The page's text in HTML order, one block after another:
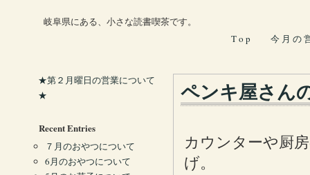
岐阜県にある、小さな読書喫茶です。
T o p
今 月 の
ペンキ屋さん
カウンターや厨
げ。
★第２月曜日の営業について
★
Recent Entries
７月のおやつについて
6月のおやつについて